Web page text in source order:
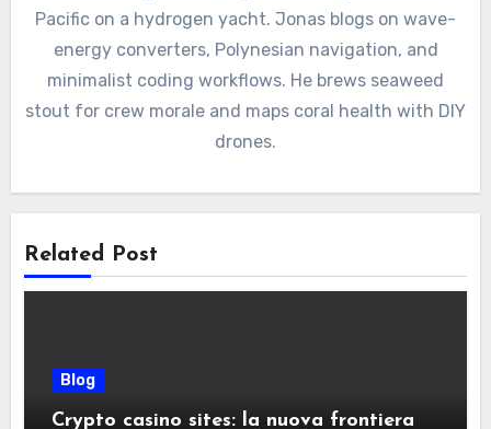
Pacific on a hydrogen yacht. Jonas blogs on wave-
energy converters, Polynesian navigation, and
minimalist coding workflows. He brews seaweed
stout for crew morale and maps coral health with DIY
drones.
Related Post
Blog
Crypto casino sites: la nuova frontiera